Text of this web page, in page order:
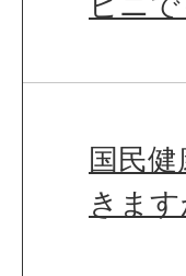
国民
きま